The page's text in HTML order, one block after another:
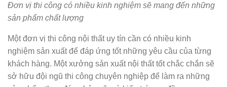
Đơn vị thi công có nhiều kinh nghiệm sẽ mang đến những
sản phẩm chất lượng
Một đơn vị thi công nội thất uy tín cần có nhiều kinh
nghiệm sản xuất để đáp ứng tốt những yêu cầu của từng
khách hàng. Một xưởng sản xuất nội thất tốt chắc chắn sẽ
sở hữu đội ngũ thi công chuyên nghiệp để làm ra những